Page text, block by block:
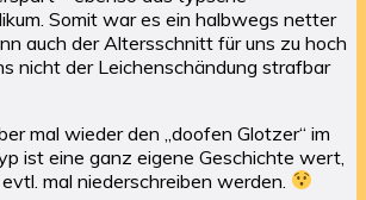
Somit war es ein halbwegs netter
auch der Altersschnitt für uns zu hoch
nicht der Leichenschändung strafbar
mal wieder den „doofen Glotzer“ im
ist eine ganz eigene Geschichte wert,
mal niederschreiben werden.